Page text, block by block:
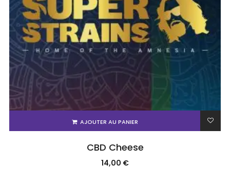
AJOUTER AU PANIER
CBD Cheese
14,00 €